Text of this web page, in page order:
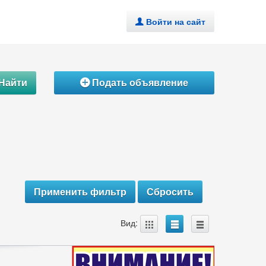
. Войти на сайт
ÁПодать объявление
Вид: A B C